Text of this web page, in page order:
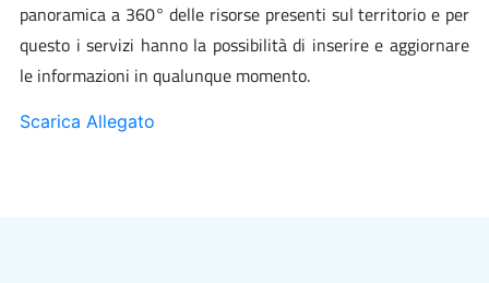
panoramica a 360° delle risorse presenti sul territorio e per
questo i servizi hanno la possibilità di inserire e aggiornare
le informazioni in qualunque momento.
Scarica Allegato